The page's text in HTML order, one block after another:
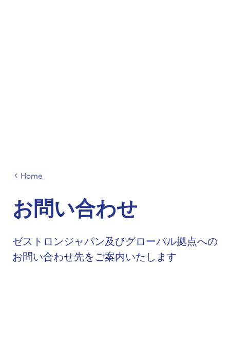
Home
お問い合わせ
ゼストロンジャパン及びグローバル拠点への
お問い合わせ先をご案内いたします